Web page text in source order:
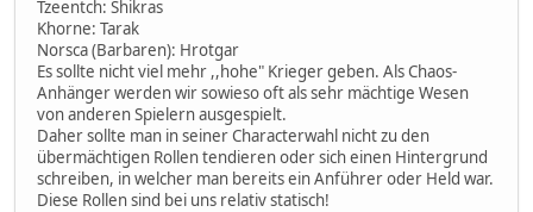
Tzeentch: Shikras
Khorne: Tarak
Norsca (Barbaren): Hrotgar
Es sollte nicht viel mehr ,,hohe" Krieger geben. Als Chaos-
Anhänger werden wir sowieso oft als sehr mächtige Wesen
von anderen Spielern ausgespielt.
Daher sollte man in seiner Characterwahl nicht zu den
übermächtigen Rollen tendieren oder sich einen Hintergrund
schreiben, in welcher man bereits ein Anführer oder Held war.
Diese Rollen sind bei uns relativ statisch!